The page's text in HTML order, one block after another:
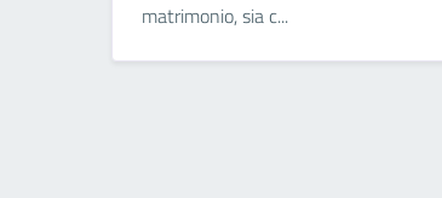
matrimonio, sia c...